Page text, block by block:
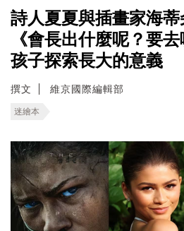
詩人夏夏與插畫家海
《會長出什麼呢？要
孩子探索長大的意義
撰文 維京國際編輯部
迷繪本